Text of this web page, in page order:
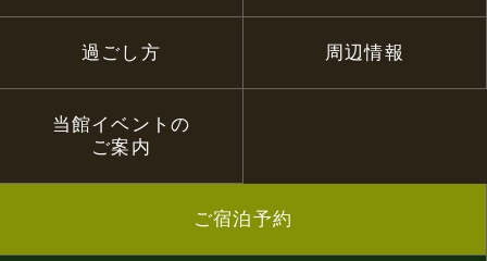
過ごし方 周辺情報
当館イベントの
ご案内
ご宿泊予約